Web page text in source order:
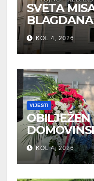
SVETA
PRAZNIKA
KOL 4, 2026
VIJESTI
NEDELJI
KOL 4, 2026